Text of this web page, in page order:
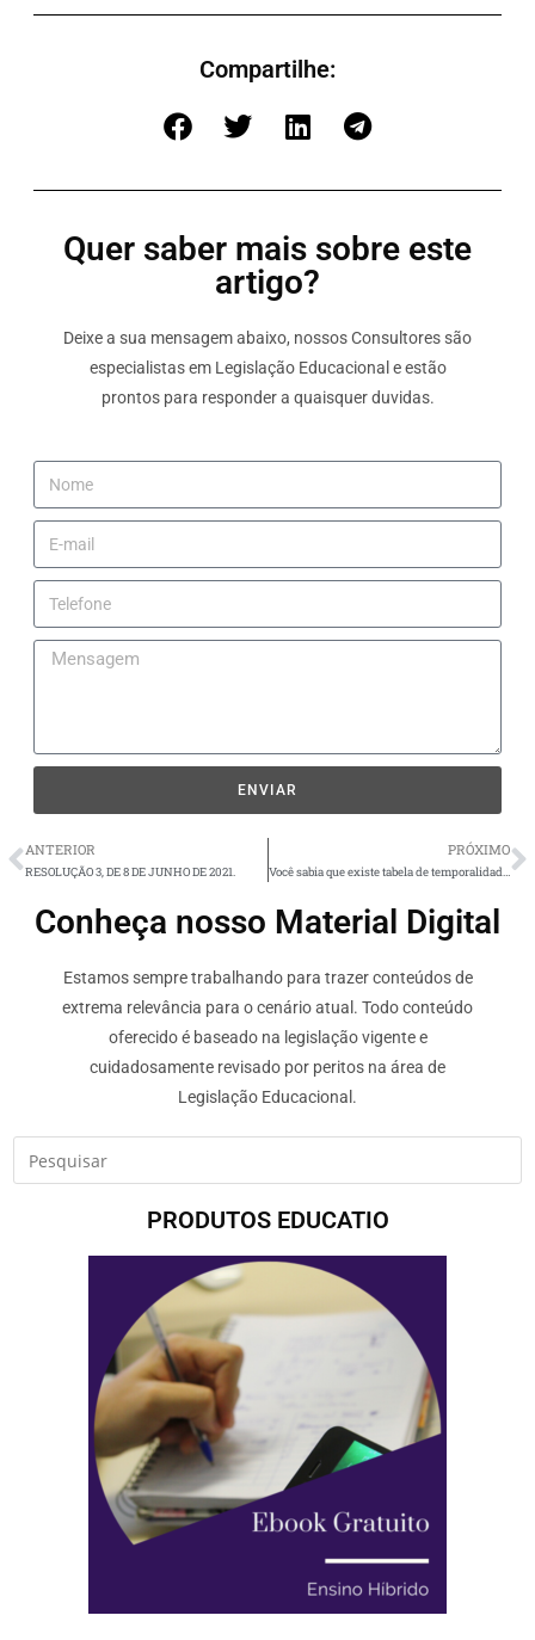
Compartilhe:
Quer saber mais sobre este
artigo?
Deixe a sua mensagem abaixo, nossos Consultores são
especialistas em Legislação Educacional e estão
prontos para responder a quaisquer duvidas.
ENVIAR
ANTERIOR
RESOLUÇÃO 3, DE 8 DE JUNHO DE 2021.
PRÓXIMO
Você sabia que existe tabela de temporalidade para os documentos das Instituições de Ensino Superior?
Conheça nosso Material Digital
Estamos sempre trabalhando para trazer conteúdos de
extrema relevância para o cenário atual. Todo conteúdo
oferecido é baseado na legislação vigente e
cuidadosamente revisado por peritos na área de
Legislação Educacional.
PRODUTOS EDUCATIO